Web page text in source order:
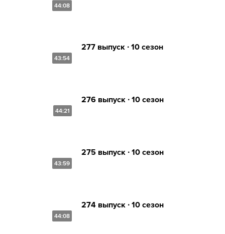
44:08
43:54
277 выпуск ∙ 10 сезон
44:21
276 выпуск ∙ 10 сезон
43:59
275 выпуск ∙ 10 сезон
44:08
274 выпуск ∙ 10 сезон